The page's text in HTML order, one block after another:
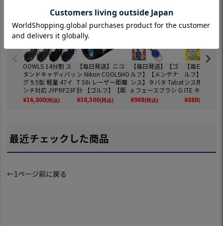
OOWLS 14分割 ス
タンドキャディバッ
グ 9.5型 軽量 47イ
ンチ対応 JYPRF23F
SB 【JYPER'Sオリ
ジナル商品】
¥16,800(税込)
【毎日発送】ニコ
ン Nikon COOLSHO
T 50i レーザー距離
計 【ゴルフ】【距
離測定器】
¥38,500(税込)
【毎日発送】【ゴ
ルフ】【メンテナ
ンス】タバタ Tabat
a フェースブラシ G
V0697【2種類のブ
ラシがセット
¥968(税込)
【毎日発送】
ルフ】【メン
ンス用品】ラ
ITE キャディ
ホック補修キ
G-389
¥880(税込)
最近チェックした商品
←1ページ前に戻る